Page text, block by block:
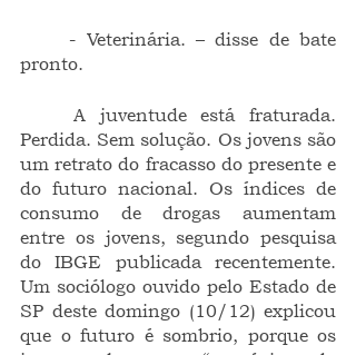
	- Veterinária. – disse de bate
pronto.
Perdida. Sem solução. Os jovens são
um retrato do fracasso do presente e
do futuro nacional. Os índices de
consumo de drogas aumentam
entre os jovens, segundo pesquisa
do IBGE publicada recentemente.
Um sociólogo ouvido pelo Estado de
SP deste domingo (10/12) explicou
que o futuro é sombrio, porque os